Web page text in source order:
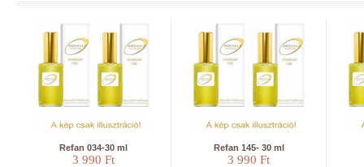
Refan 034-30 ml
3 990 Ft
Refan 145- 30 ml
3 990 Ft